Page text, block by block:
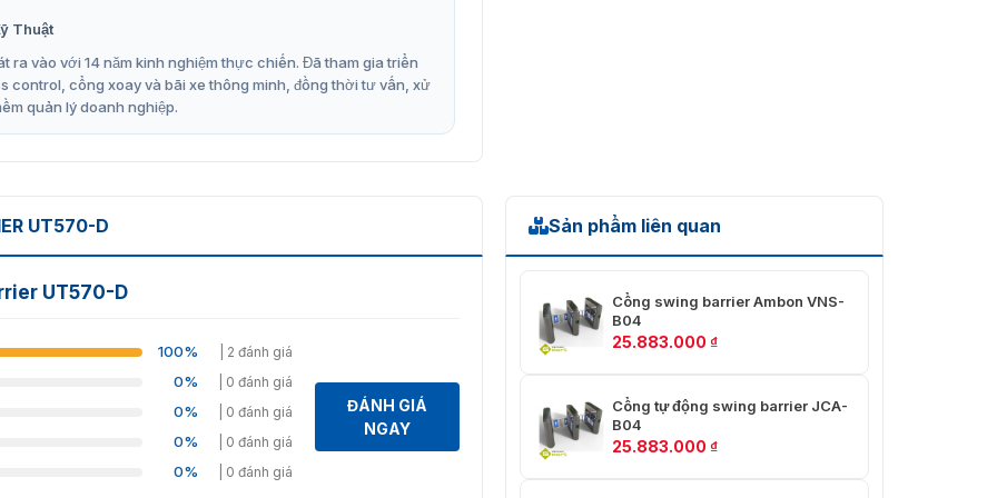
Swing Barrier UT570-D
thép không gỉ và cánh được làm từ kính cường lực. Vẻ
nguồn điện
chất lượng làm việc của người quản lý.
của cửa quay
sử dụng không đi qua trong một khoảng thời gian nhất
Thuật
ra vào với 14 năm kinh nghiệm thực chiến. Đã tham gia triển
control, cổng xoay và bãi xe thông minh, đồng thời tư vấn, xử
quản lý doanh nghiệp.
UT570-D
UT570-D
100% | 2 đánh giá
0% | 0 đánh giá
0% | 0 đánh giá
0% | 0 đánh giá
0% | 0 đánh giá
ĐÁNH GIÁ
NGAY
Sản phẩm liên quan
Cổng swing barrier Ambon VNS-
B04
25.883.000 ₫
Cổng tự động swing barrier JCA-
B04
25.883.000 ₫